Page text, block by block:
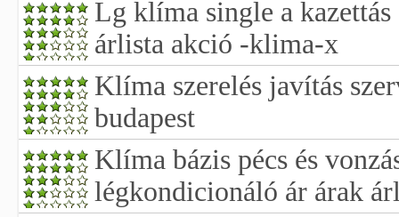
Lg klíma single a
árlista akció -klima-x
Klíma szerelés javítás
budapest
Klíma bázis pécs és
légkondicionáló ár árak